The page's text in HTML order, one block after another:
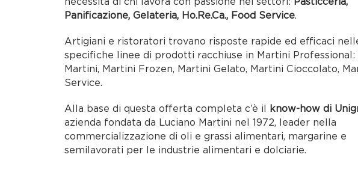
Panificazione, Gelateria, Ho.Re.Ca., Food Service.
Artigiani e ristoratori trovano risposte rapide ed efficaci
specifiche linee di prodotti racchiuse in Martini Professional:
Martini, Martini Frozen, Martini Gelato, Martini Cioccolato,
Service.
Alla base di questa offerta completa c’è il know-how di
azienda fondata da Luciano Martini nel 1972, leader nella
commercializzazione di oli e grassi alimentari, margarine e
semilavorati per le industrie alimentari e dolciarie.